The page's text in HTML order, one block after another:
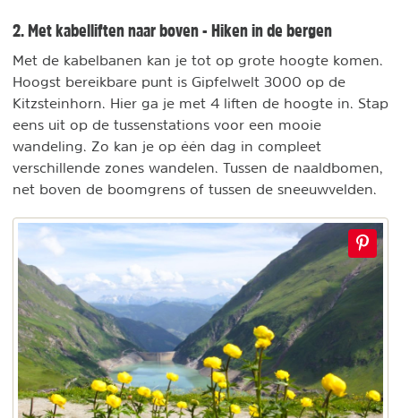
2. Met kabelliften naar boven - Hiken in de bergen
Met de kabelbanen kan je tot op grote hoogte komen.
Hoogst bereikbare punt is Gipfelwelt 3000 op de
Kitzsteinhorn. Hier ga je met 4 liften de hoogte in. Stap
eens uit op de tussenstations voor een mooie
wandeling. Zo kan je op één dag in compleet
verschillende zones wandelen. Tussen de naaldbomen,
net boven de boomgrens of tussen de sneeuwvelden.